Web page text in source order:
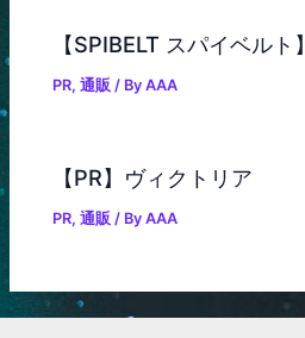
【SPIBELT スパイベルト】
PR,通販 / ByAAA
【PR】ヴィクトリア
PR,通販 / ByAAA